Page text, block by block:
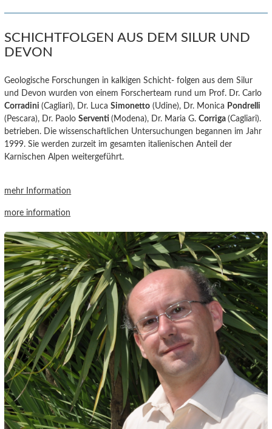
SCHICHTFOLGEN AUS DEM SILUR UND
DEVON
Geologische Forschungen in kalkigen Schicht- folgen aus dem Silur
und Devon wurden von einem Forscherteam rund um Prof. Dr. Carlo
Corradini(Cagliari), Dr. LucaSimonetto (Udine), Dr. Monica Pondrelli
(Pescara), Dr. PaoloServenti(Modena), Dr. Maria G.Corriga(Cagliari).
betrieben. Die wissenschaftlichen Untersuchungen begannen im Jahr
1999. Sie werden zurzeit im gesamten italienischen Anteil der
Karnischen Alpen weitergeführt.
mehr Information
more information